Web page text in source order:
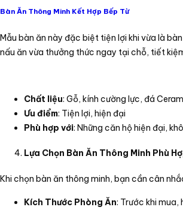
Bàn Ăn Thông Minh Kết Hợp Bếp Từ
Mẫu bàn ăn này đặc biệt tiện lợi khi vừa là
nấu ăn vừa thưởng thức ngay tại chỗ, tiết
Chất liệu: Gỗ, kính cường lực, đá
Ưu điểm: Tiện lợi, hiện đại
Phù hợp với: Những căn hộ hiện đại,
Lựa Chọn Bàn Ăn Thông Minh Phù
Khi chọn bàn ăn thông minh, bạn cần cân
Kích Thước Phòng Ăn: Trước khi